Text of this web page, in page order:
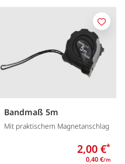
Bandmaß 5m
Mit praktischem Magnetanschlag
2,00 €*
0,40 €/m